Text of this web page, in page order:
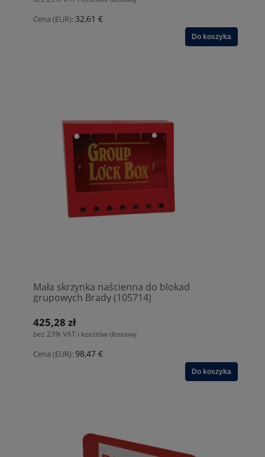
Cena (EUR): 32,61 €
Do koszyka
Mała skrzynka naścienna do blokad
grupowych Brady (105714)
425,28 zł
bez 23% VAT i kosztów dostawy
Cena (EUR):98,47 €
Do koszyka